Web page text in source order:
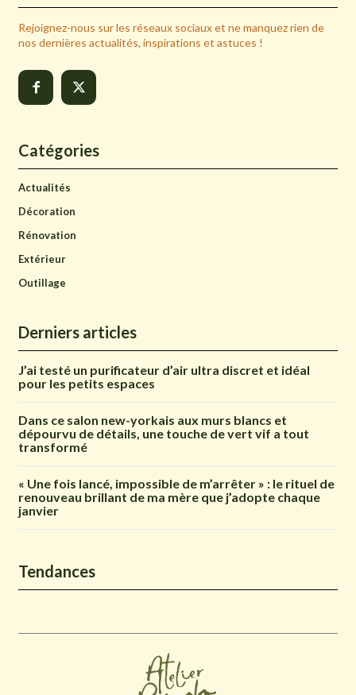
Rejoignez-nous sur les réseaux sociaux et ne manquez rien de
nos dernières actualités, inspirations et astuces !
Catégories
Actualités
Décoration
Rénovation
Extérieur
Outillage
Derniers articles
J’ai testé un purificateur d’air ultra discret et idéal
pour les petits espaces
Dans ce salon new-yorkais aux murs blancs et
dépourvu de détails, une touche de vert vif a tout
transformé
« Une fois lancé, impossible de m’arrêter » : le rituel de
renouveau brillant de ma mère que j’adopte chaque
janvier
Tendances